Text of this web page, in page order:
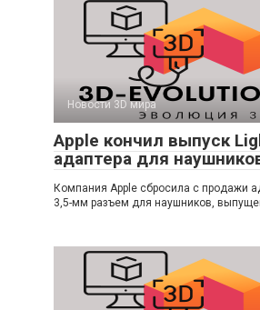
Новости 3D мира
Apple кончил выпуск
адаптера для
Компания Apple сбросила с продажи
3,5-мм разъем для наушников,